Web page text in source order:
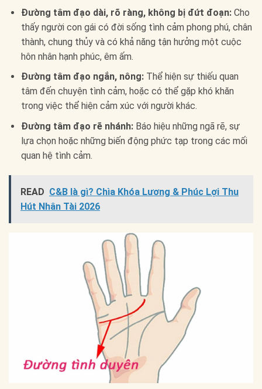
Đường tâm đạo dài, rõ ràng, không bị đứt đoạn:Cho
thấy người con gái có đời sống tình cảm phong phú, chân
thành, chung thủy và có khả năng tận hưởng một cuộc
hôn nhân hạnh phúc, êm ấm.
Đường tâm đạo ngắn, nông:Thể hiện sự thiếu quan
tâm đến chuyện tình cảm, hoặc có thể gặp khó khăn
trong việc thể hiện cảm xúc với người khác.
Đường tâm đạo rẽ nhánh:Báo hiệu những ngã rẽ, sự
lựa chọn hoặc những biến động phức tạp trong các mối
quan hệ tình cảm.
READ C&B là gì? Chìa Khóa Lương & Phúc Lợi Thu
Hút Nhân Tài 2026